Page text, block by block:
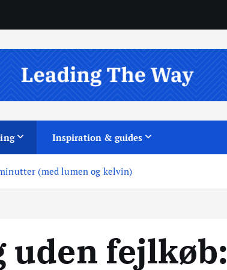
Inspiration & guides
(med lumen og kelvin)
uden fejlkøb: